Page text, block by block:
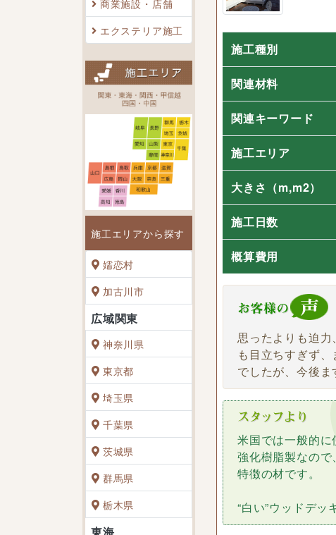
エクステリア施工
施工エリアから探す
嬬恋村
加古川市
神奈川県
東京都
埼玉県
千葉県
茨城県
群馬県
栃木県
施工種別
関連材料
関連キーワード
施工エリア
大きさ （m,m2）
施工日数
概算費用
思ったよりも迫
も目立ちすぎず
でしたが、今後ま
米国では一般的に
強化樹脂製なの
特徴の材です。
“白い”ウッドデッ